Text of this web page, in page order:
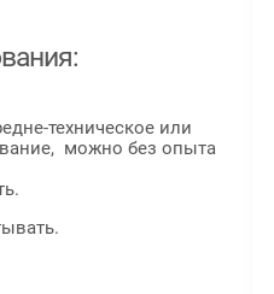
техническое или
можно без опыта